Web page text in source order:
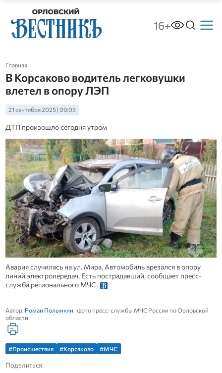
16+
Главная
В Корсаково водитель легковушки
влетел в опору ЛЭП
21 сентября 2025 | 09:05
ДТП произошло сегодня утром
Авария случилась на ул. Мира. Автомобиль врезался в опору
линий электропередач. Есть пострадавший, сообщает пресс-
служба регионального МЧС.
Автор: Роман Полынкин , фото пресс-службы МЧС России по Орловской
области
#Происшествия #Корсаково #МЧС
Поделиться: